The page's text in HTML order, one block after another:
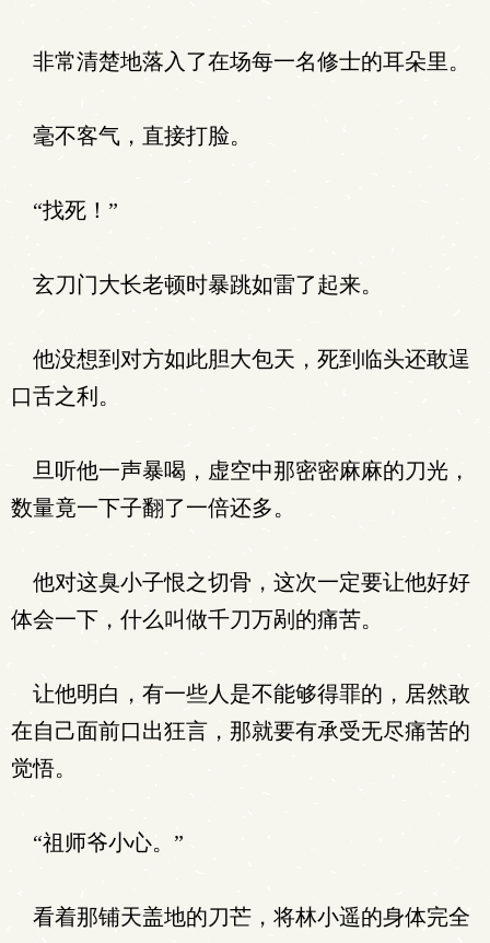
非常清楚地落入了在场每一名修士的耳朵里。
毫不客气，直接打脸。
“找死！”
玄刀门大长老顿时暴跳如雷了起来。
他没想到对方如此胆大包天，死到临头还敢逞
口舌之利。
旦听他一声暴喝，虚空中那密密麻麻的刀光，
数量竟一下子翻了一倍还多。
他对这臭小子恨之切骨，这次一定要让他好好
体会一下，什么叫做千刀万剐的痛苦。
让他明白，有一些人是不能够得罪的，居然敢
在自己面前口出狂言，那就要有承受无尽痛苦的
觉悟。
“祖师爷小心。”
看着那铺天盖地的刀芒，将林小遥的身体完全